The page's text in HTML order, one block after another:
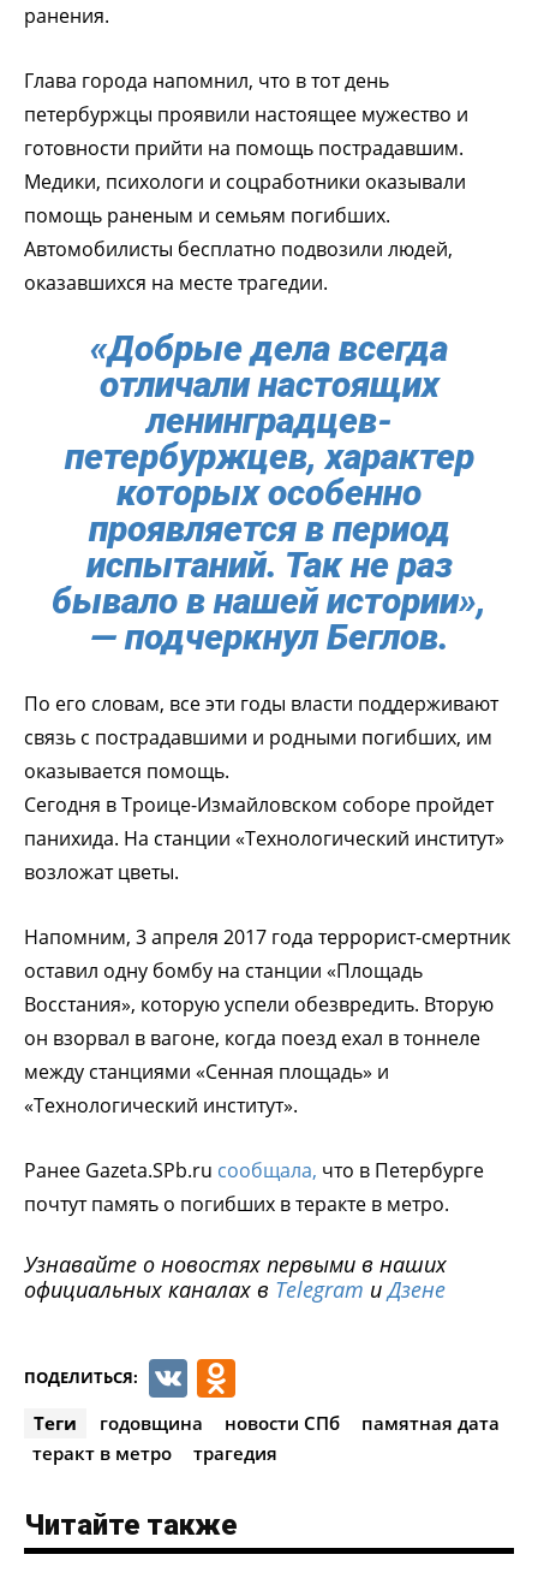
ранения.
Глава города напомнил, что в тот день
петербуржцы проявили настоящее мужество и
готовности прийти на помощь пострадавшим.
Медики, психологи и соцработники оказывали
помощь раненым и семьям погибших.
Автомобилисты бесплатно подвозили людей,
оказавшихся на месте трагедии.
«Добрые дела всегда
отличали настоящих
ленинградцев-
петербуржцев, характер
которых особенно
проявляется в период
испытаний. Так не раз
бывало в нашей истории»,
— подчеркнул Беглов.
По его словам, все эти годы власти поддерживают
связь с пострадавшими и родными погибших, им
оказывается помощь.
Сегодня в Троице-Измайловском соборе пройдет
панихида. На станции «Технологический институт»
возложат цветы.
Напомним, 3 апреля 2017 года террорист-смертник
оставил одну бомбу на станции «Площадь
Восстания», которую успели обезвредить. Вторую
он взорвал в вагоне, когда поезд ехал в тоннеле
между станциями «Сенная площадь» и
«Технологический институт».
Ранее Gazeta.SPb.ru сообщала, что в Петербурге
почтут память о погибших в теракте в метро.
Узнавайте о новостях первыми в наших
официальных каналах в Telegram иДзене
ПОДЕЛИТЬСЯ: VK
Теги годовщина новости СПб
памятная дата
теракт в метро
трагедия
Читайте также